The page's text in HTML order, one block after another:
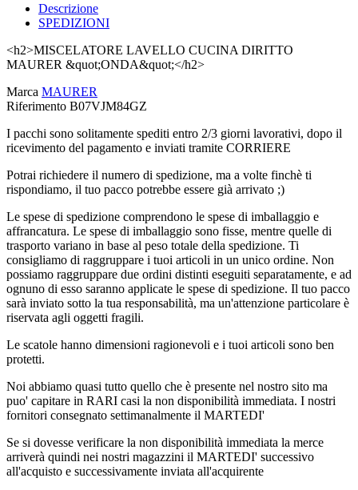
Descrizione
SPEDIZIONI
<h2>MISCELATORE LAVELLO CUCINA DIRITTO
MAURER &quot;ONDA&quot;</h2>
Marca MAURER
Riferimento B07VJM84GZ
I pacchi sono solitamente spediti entro 2/3 giorni lavorativi, dopo il
ricevimento del pagamento e inviati tramite CORRIERE
Potrai richiedere il numero di spedizione, ma a volte finchè ti
rispondiamo, il tuo pacco potrebbe essere già arrivato ;)
Le spese di spedizione comprendono le spese di imballaggio e
affrancatura. Le spese di imballaggio sono fisse, mentre quelle di
trasporto variano in base al peso totale della spedizione. Ti
consigliamo di raggruppare i tuoi articoli in un unico ordine. Non
possiamo raggruppare due ordini distinti eseguiti separatamente, e ad
ognuno di esso saranno applicate le spese di spedizione. Il tuo pacco
sarà inviato sotto la tua responsabilità, ma un'attenzione particolare è
riservata agli oggetti fragili.
Le scatole hanno dimensioni ragionevoli e i tuoi articoli sono ben
protetti.
Noi abbiamo quasi tutto quello che è presente nel nostro sito ma
puo' capitare in RARI casi la non disponibilità immediata. I nostri
fornitori consegnato settimanalmente il MARTEDI'
Se si dovesse verificare la non disponibilità immediata la merce
arriverà quindi nei nostri magazzini il MARTEDI' successivo
all'acquisto e successivamente inviata all'acquirente